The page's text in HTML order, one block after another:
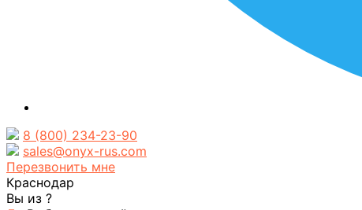
8 (800) 234-23-90
sales@onyx-rus.com
Перезвонить мне
Краснодар
Вы из ?